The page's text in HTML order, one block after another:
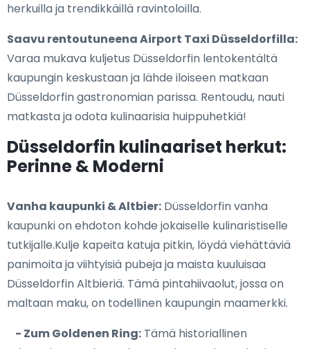
herkuilla ja trendikkäillä ravintoloilla.
Saavu rentoutuneena Airport Taxi Düsseldorfilla:
Varaa mukava kuljetus Düsseldorfin lentokentältä
kaupungin keskustaan ja lähde iloiseen matkaan
Düsseldorfin gastronomian parissa. Rentoudu, nauti
matkasta ja odota kulinaarisia huippuhetkiä!
Düsseldorfin kulinaariset herkut:
Perinne & Moderni
Vanha kaupunki & Altbier: Düsseldorfin vanha
kaupunki on ehdoton kohde jokaiselle kulinaristiselle
tutkijalle.Kulje kapeita katuja pitkin, löydä viehättäviä
panimoita ja viihtyisiä pubeja ja maista kuuluisaa
Düsseldorfin Altbieriä. Tämä pintahiivaolut, jossa on
maltaan maku, on todellinen kaupungin maamerkki.
- Zum Goldenen Ring: Tämä historiallinen